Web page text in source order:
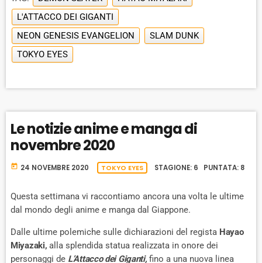
r
P
L
A
Y
B
R
T
E
B
A
C
A
R
D
P
A
U
R
D
L'ATTACCO DEI GIGANTI
NEON GENESIS EVANGELION
SLAM DUNK
TOKYO EYES
Le notizie anime e manga di
novembre 2020
today 24 NOVEMBRE 2020 TOKYO EYES STAGIONE: 6 PUNTATA: 8
Questa settimana vi raccontiamo ancora una volta le ultime
dal mondo degli anime e manga dal Giappone.
Dalle ultime polemiche sulle dichiarazioni del regista Hayao
Miyazaki, alla splendida statua realizzata in onore dei
personaggi de L’Attacco dei Giganti,fino a una nuova linea